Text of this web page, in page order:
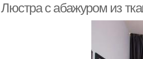
Люстра с абажуром из